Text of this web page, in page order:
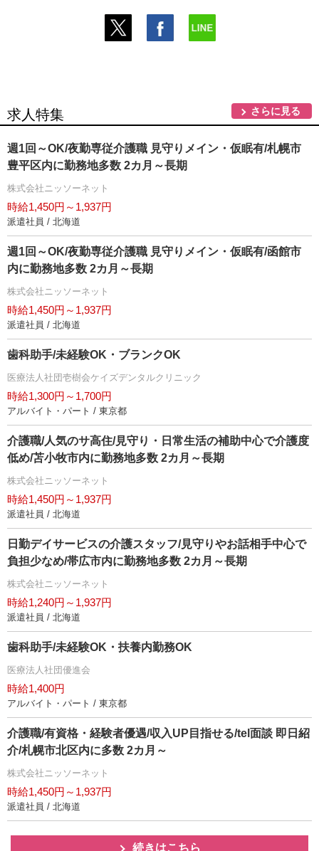
求人特集 さらに見る
週1回～OK/夜勤専従介護職 見守りメイン・仮眠有/札幌市
豊平区内に勤務地多数 2カ月～長期
株式会社ニッソーネット
時給1,450円～1,937円
派遣社員 / 北海道
週1回～OK/夜勤専従介護職 見守りメイン・仮眠有/函館市
内に勤務地多数 2カ月～長期
株式会社ニッソーネット
時給1,450円～1,937円
派遣社員 / 北海道
歯科助手/未経験OK・ブランクOK
医療法人社団壱樹会ケイズデンタルクリニック
時給1,300円～1,700円
アルバイト・パート / 東京都
介護職/人気のサ高住/見守り・日常生活の補助中心で介護度
低め/苫小牧市内に勤務地多数 2カ月～長期
株式会社ニッソーネット
時給1,450円～1,937円
派遣社員 / 北海道
日勤デイサービスの介護スタッフ/見守りやお話相手中心で
負担少なめ/帯広市内に勤務地多数 2カ月～長期
株式会社ニッソーネット
時給1,240円～1,937円
派遣社員 / 北海道
歯科助手/未経験OK・扶養内勤務OK
医療法人社団優進会
時給1,400円
アルバイト・パート / 東京都
介護職/有資格・経験者優遇/収入UP目指せる/tel面談 即日紹
介/札幌市北区内に多数 2カ月～
株式会社ニッソーネット
時給1,450円～1,937円
派遣社員 / 北海道
続きはこちら